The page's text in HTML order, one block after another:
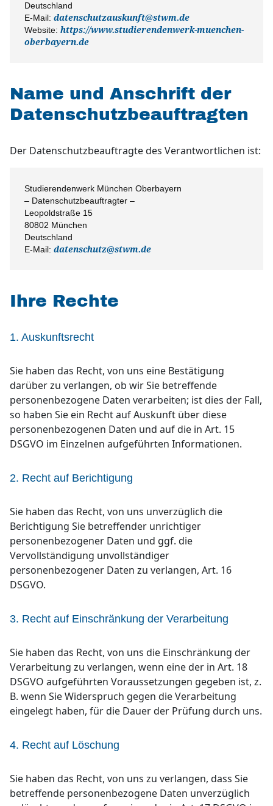
Deutschland
E-Mail: datenschutzauskunft@stwm.de
Website: https://www.studierendenwerk-muenchen-
oberbayern.de
Name und Anschrift der
Datenschutzbeauftragten
Der Datenschutzbeauftragte des Verantwortlichen ist:
Studierendenwerk München Oberbayern
– Datenschutzbeauftragter –
Leopoldstraße 15
80802 München
Deutschland
E-Mail: datenschutz@stwm.de
Ihre Rechte
1. Auskunftsrecht
Sie haben das Recht, von uns eine Bestätigung
darüber zu verlangen, ob wir Sie betreffende
personenbezogene Daten verarbeiten; ist dies der Fall,
so haben Sie ein Recht auf Auskunft über diese
personenbezogenen Daten und auf die in Art. 15
DSGVO im Einzelnen aufgeführten Informationen.
2. Recht auf Berichtigung
Sie haben das Recht, von uns unverzüglich die
Berichtigung Sie betreffender unrichtiger
personenbezogener Daten und ggf. die
Vervollständigung unvollständiger
personenbezogener Daten zu verlangen, Art. 16
DSGVO.
3. Recht auf Einschränkung der Verarbeitung
Sie haben das Recht, von uns die Einschränkung der
Verarbeitung zu verlangen, wenn eine der in Art. 18
DSGVO aufgeführten Voraussetzungen gegeben ist, z.
B. wenn Sie Widerspruch gegen die Verarbeitung
eingelegt haben, für die Dauer der Prüfung durch uns.
4. Recht auf Löschung
Sie haben das Recht, von uns zu verlangen, dass Sie
betreffende personenbezogene Daten unverzüglich